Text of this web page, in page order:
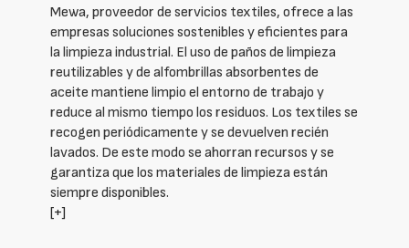
Mewa, proveedor de servicios textiles, ofrece a las
empresas soluciones sostenibles y eficientes para
la limpieza industrial. El uso de paños de limpieza
reutilizables y de alfombrillas absorbentes de
aceite mantiene limpio el entorno de trabajo y
reduce al mismo tiempo los residuos. Los textiles se
recogen periódicamente y se devuelven recién
lavados. De este modo se ahorran recursos y se
garantiza que los materiales de limpieza están
siempre disponibles.
[+]